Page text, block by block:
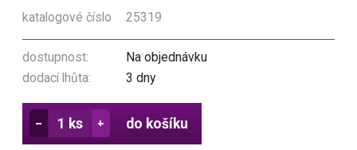
katalogové číslo
25319
dostupnost:
Na objednávku
dodací lhůta:
3 dny
do košíku